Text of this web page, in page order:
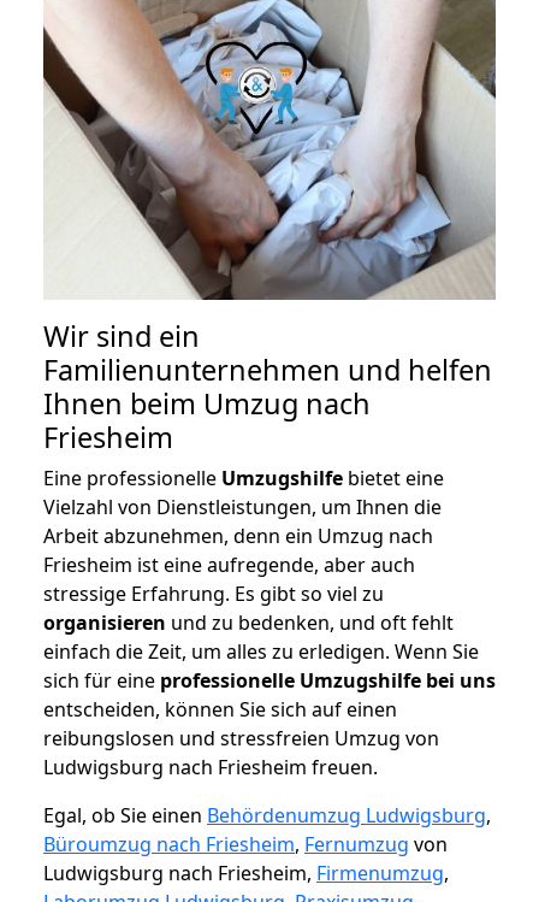
Wir sind ein
Familienunternehmen und helfen
Ihnen beim Umzug nach
Friesheim
Eine professionelle Umzugshilfe bietet eine
Vielzahl von Dienstleistungen, um Ihnen die
Arbeit abzunehmen, denn ein Umzug nach
Friesheim ist eine aufregende, aber auch
stressige Erfahrung. Es gibt so viel zu
organisieren und zu bedenken, und oft fehlt
einfach die Zeit, um alles zu erledigen. Wenn Sie
sich für eine professionelle Umzugshilfe bei uns
entscheiden, können Sie sich auf einen
reibungslosen und stressfreien Umzug von
Ludwigsburg nach Friesheim freuen.
Egal, ob Sie einen Behördenumzug Ludwigsburg,
Büroumzug nach Friesheim, Fernumzug von
Ludwigsburg nach Friesheim, Firmenumzug,